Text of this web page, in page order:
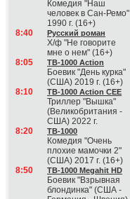
Комедия "Наш
человек в Сан-Ремо"
1990 г. (16+)
8:40
Русский роман
Х/ф "Не говорите
мне о нем" (16+)
8:05
ТВ-1000 Action
Боевик "День курка"
(США) 2019 г. (16+)
8:10
ТВ-1000 Action CEE
Триллер "Вышка"
(Великобритания -
США) 2022 г.
8:20
ТВ-1000
Комедия "Очень
плохие мамочки 2"
(США) 2017 г. (16+)
8:50
ТВ-1000 Megahit HD
Боевик "Взрывная
блондинка" (США -